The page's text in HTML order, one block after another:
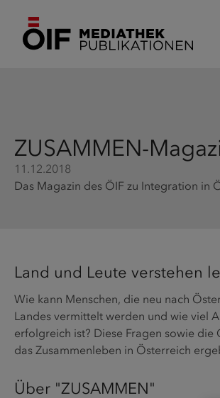
ZUSAMMEN-
11.12.2018
Das Magazin des ÖIF zu Integration in
Land und Leute verstehen
Wie kann Menschen, die neu nach
Landes vermittelt werden und wie viel
erfolgreich ist? Diese Fragen sowie
das Zusammenleben in Österreich
Über "ZUSAMMEN"